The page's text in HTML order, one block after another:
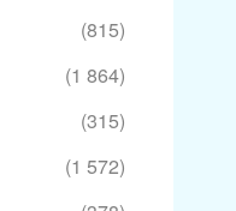
(815)
(1 864)
(315)
(1 572)